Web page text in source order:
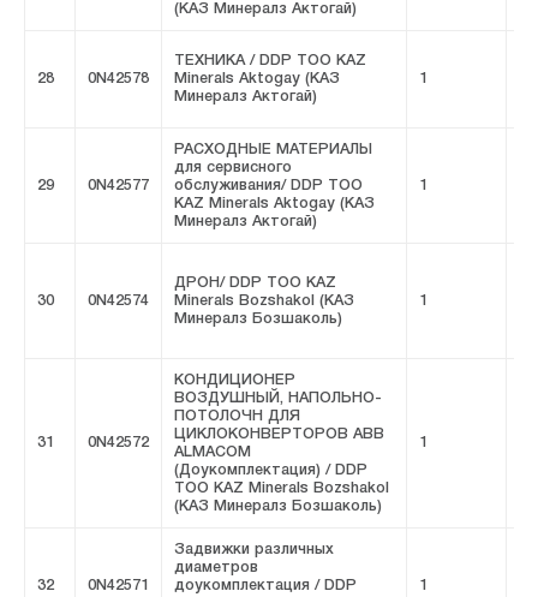
(КАЗ Минералз Актогай)
28 0N42578
ТЕХНИКА / DDP ТОО KAZ
Minerals Aktogay (КАЗ
Минералз Актогай)
1
29 0N42577
РАСХОДНЫЕ МАТЕРИАЛЫ
для сервисного
обслуживания/ DDP ТОО
KAZ Minerals Aktogay (КАЗ
Минералз Актогай)
1
30 0N42574
ДРОН/ DDP ТОО KAZ
Minerals Bozshakol (КАЗ
Минералз Бозшаколь)
1
31 0N42572
КОНДИЦИОНЕР
ВОЗДУШНЫЙ, НАПОЛЬНО-
ПОТОЛОЧН ДЛЯ
ЦИКЛОКОНВЕРТОРОВ ABB
ALMACOM
(Доукомплектация) / DDP
ТОО KAZ Minerals Bozshakol
(КАЗ Минералз Бозшаколь)
1
32 0N42571
Задвижки различных
диаметров
доукомплектация / DDP
1